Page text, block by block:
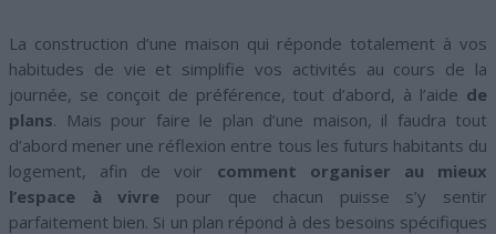
La construction d’une maison qui réponde totalement à vos
habitudes de vie et simplifie vos activités au cours de la
journée, se conçoit de préférence, tout d’abord, à l’aide de
plans. Mais pour faire le plan d’une maison, il faudra tout
d’abord mener une réflexion entre tous les futurs habitants du
logement, afin de voir comment organiser au mieux
l’espace
à vivre pour que chacun puisse s’y sentir
parfaitement bien. Si un plan répond à des besoins spécifiques